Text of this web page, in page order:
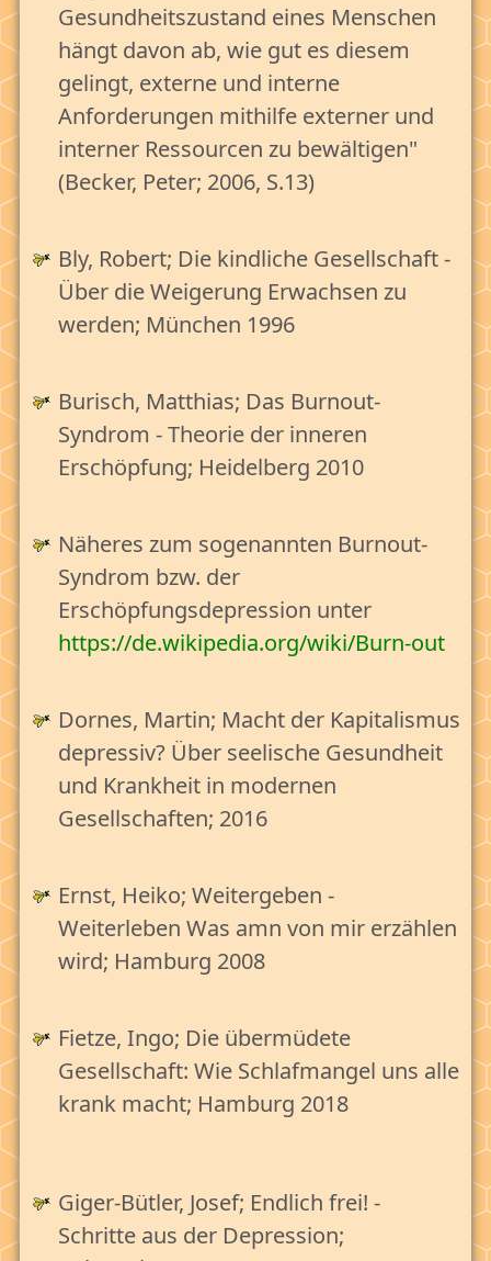
Eustress genießen - Ressourcen stärken (A.>R)
Anforderungen bewältigen
Leben als Erwachsener - Anforderungen
bewältigen
Am Leben reifen - Ressourcen stärken
Leben mit Ziel und Sinn
Gott - unsere wertvollste Ressource
Erschöpfung ernstnehmen - als Gesellschaft reifen
teilen
wahrnehmen & ernstnehmen
recherchieren & orientieren
tun & lassen
ernten & teilen
Praktische Tipps & Tools für den Lebensgarten
Leben & Reife - Die Leitgedanken
Tabellarischer Überblick
Literatur und Quellen
Glossar
Gesundheitszustand eines Menschen
hängt davon ab, wie gut es diesem
gelingt, externe und interne
Anforderungen mithilfe externer und
interner Ressourcen zu bewältigen"
(Becker, Peter; 2006, S.13)
Bly, Robert; Die kindliche Gesellschaft -
Über die Weigerung Erwachsen zu
werden; München 1996
Burisch, Matthias; Das Burnout-
Syndrom - Theorie der inneren
Erschöpfung; Heidelberg 2010
Näheres zum sogenannten Burnout-
Syndrom bzw. der
Erschöpfungsdepression unter
https://de.wikipedia.org/wiki/Burn-out
Dornes, Martin; Macht der Kapitalismus
depressiv? Über seelische Gesundheit
und Krankheit in modernen
Gesellschaften; 2016
Ernst, Heiko; Weitergeben -
Weiterleben Was amn von mir erzählen
wird; Hamburg 2008
Fietze, Ingo; Die übermüdete
Gesellschaft: Wie Schlafmangel uns alle
krank macht; Hamburg 2018
Giger-Bütler, Josef; Endlich frei! -
Schritte aus der Depression;